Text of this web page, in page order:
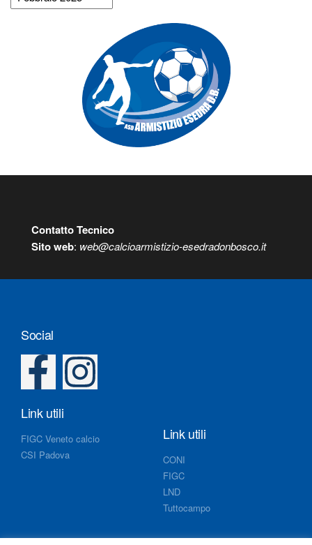
Contatto Tecnico
Sito web: web@calcioarmistizio-esedradonbosco.it
Social
Link utili
FIGC Veneto calcio
CSI Padova
Link utili
CONI
FIGC
LND
Tuttocampo